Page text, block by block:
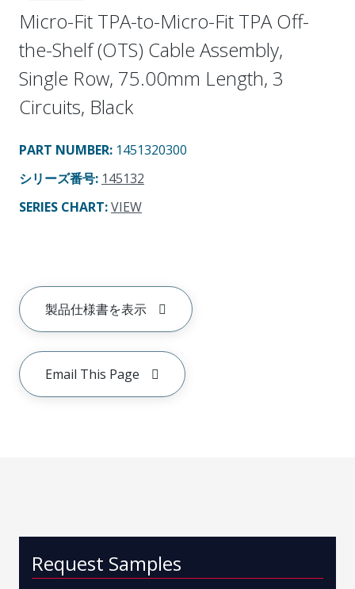
Micro-Fit TPA-to-Micro-Fit TPA Off-
the-Shelf (OTS) Cable Assembly,
Single Row, 75.00mm Length, 3
Circuits, Black
PART NUMBER: 1451320300
シリーズ番号: 145132
SERIES CHART:VIEW
製品仕様書を表示
Email This Page
Request Samples